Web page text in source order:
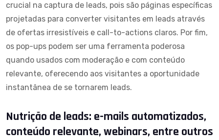
crucial na captura de leads, pois são páginas específicas
projetadas para converter visitantes em leads através
de ofertas irresistíveis e call-to-actions claros. Por fim,
os pop-ups podem ser uma ferramenta poderosa
quando usados com moderação e com conteúdo
relevante, oferecendo aos visitantes a oportunidade
instantânea de se tornarem leads.
Nutrição de leads: e-mails automatizados,
conteúdo relevante, webinars, entre outros